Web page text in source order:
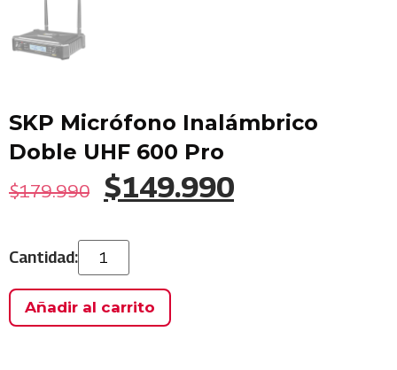
SKP Micrófono Inalámbrico
Doble UHF 600 Pro
$179.990 $149.990
Añadir al carrito